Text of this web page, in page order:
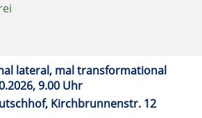
lateral, mal transformational
9.00 Uhr
Kirchbrunnenstr. 12